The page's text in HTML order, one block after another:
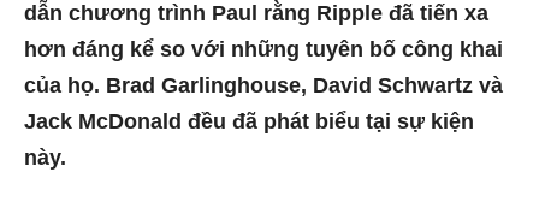
dẫn chương trình Paul rằng Ripple đã tiến xa
hơn đáng kể so với những tuyên bố công khai
của họ. Brad Garlinghouse, David Schwartz và
Jack McDonald đều đã phát biểu tại sự kiện
này.